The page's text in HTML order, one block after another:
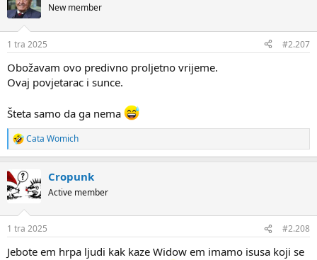
New member
1 tra 2025 #2.207
Obožavam ovo predivno proljetno vrijeme.
Ovaj povjetarac i sunce.
Šteta samo da ga nema
R
e
c
t
i
s
Cata Womich
Cropunk
Active member
1 tra 2025 #2.208
Jebote em hrpa ljudi kak kaze Widow em imamo isusa koji se